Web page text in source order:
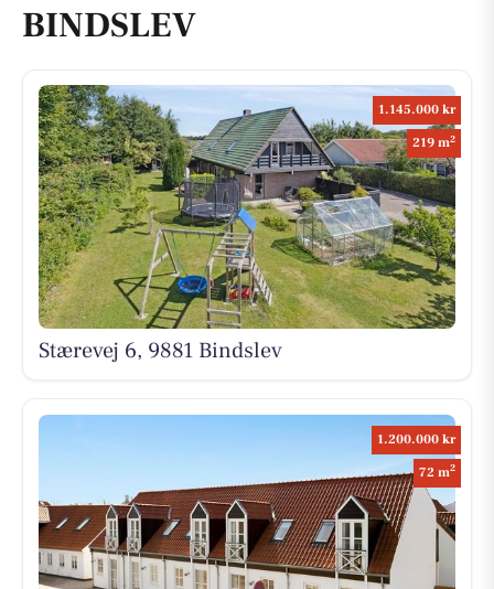
BINDSLEV
1.145.000 kr
219 m2
Stærevej 6, 9881 Bindslev
1.200.000 kr
72 m2